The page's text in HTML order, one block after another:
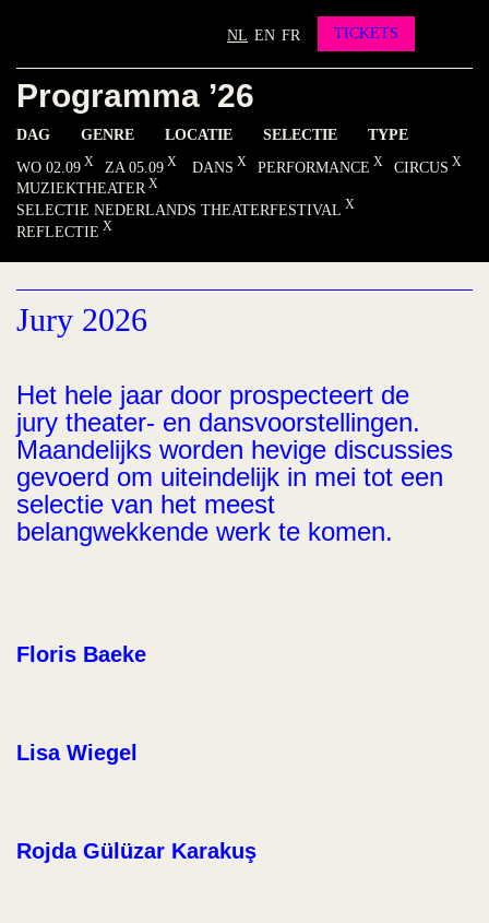
Contact
NL EN FR TICKETS
Programma ’26
DAG GENRE LOCATIE SELECTIE
TYPE
WO 02.09
ZA 05.09 DANS PERFORMANCE
CIRCUS
MUZIEKTHEATER
SELECTIE NEDERLANDS THEATERFESTIVAL
REFLECTIE
Jury 2026
Het hele jaar door prospecteert de
jury theater- en dansvoorstellingen.
Maandelijks worden hevige discussies
gevoerd om uiteindelijk in mei tot een
selectie van het meest
belangwekkende werk te komen.
Floris Baeke
Lisa Wiegel
Rojda Gülüzar Karakuş